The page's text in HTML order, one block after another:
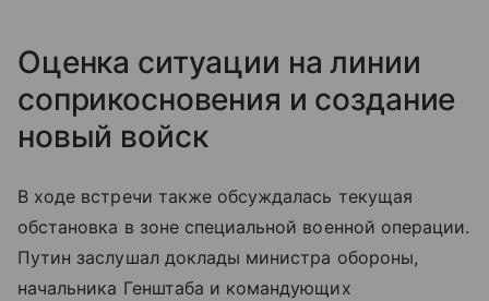
Оценка ситуации на линии
соприкосновения и создание
новый войск
В ходе встречи также обсуждалась текущая
обстановка в зоне специальной военной операции.
Путин заслушал доклады министра обороны,
начальника Генштаба и командующих